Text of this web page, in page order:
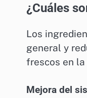
¿Cuáles
Los
general y
frescos en
Mejora del